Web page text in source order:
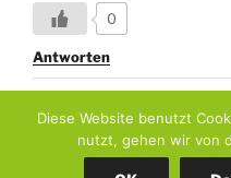
0
Antworten
Datenschutzerklärung
Diese Website benutzt
nutzt, gehen wir von